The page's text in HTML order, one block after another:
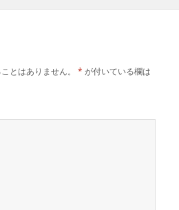
とはありません。 * が付いている欄は